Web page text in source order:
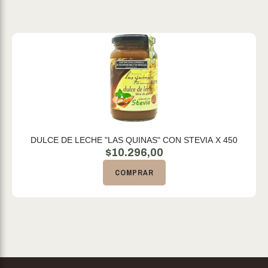
DULCE DE LECHE "LAS QUINAS" CON STEVIA X 450
$10.296,00
COMPRAR